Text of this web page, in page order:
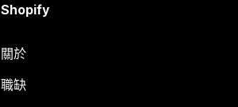
Shopify
關於
職缺